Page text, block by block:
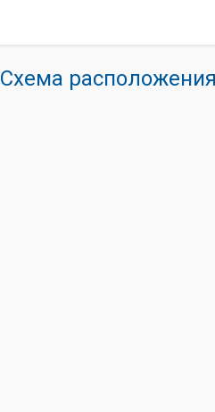
Схема